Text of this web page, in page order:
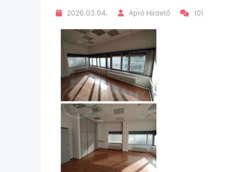
2026.03.04. Apró Hirdető (0)